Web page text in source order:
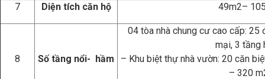
7 Diện tích căn hộ 49m2–
8 Số tầng nổi- hầm
04 tòa nhà chung cư cao cấp: 25
mại, 3 tầng
– Khu biệt thự nhà vườn: 20 căn
– 320